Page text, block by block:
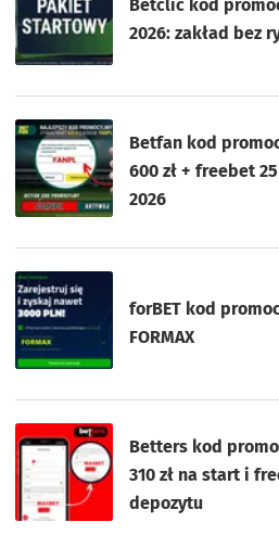
Betclic kod
2026: zakład bez
Betfan kod
600 zł + freebet
2026
forBET kod
FORMAX
Betters kod
310 zł na start i
depozytu